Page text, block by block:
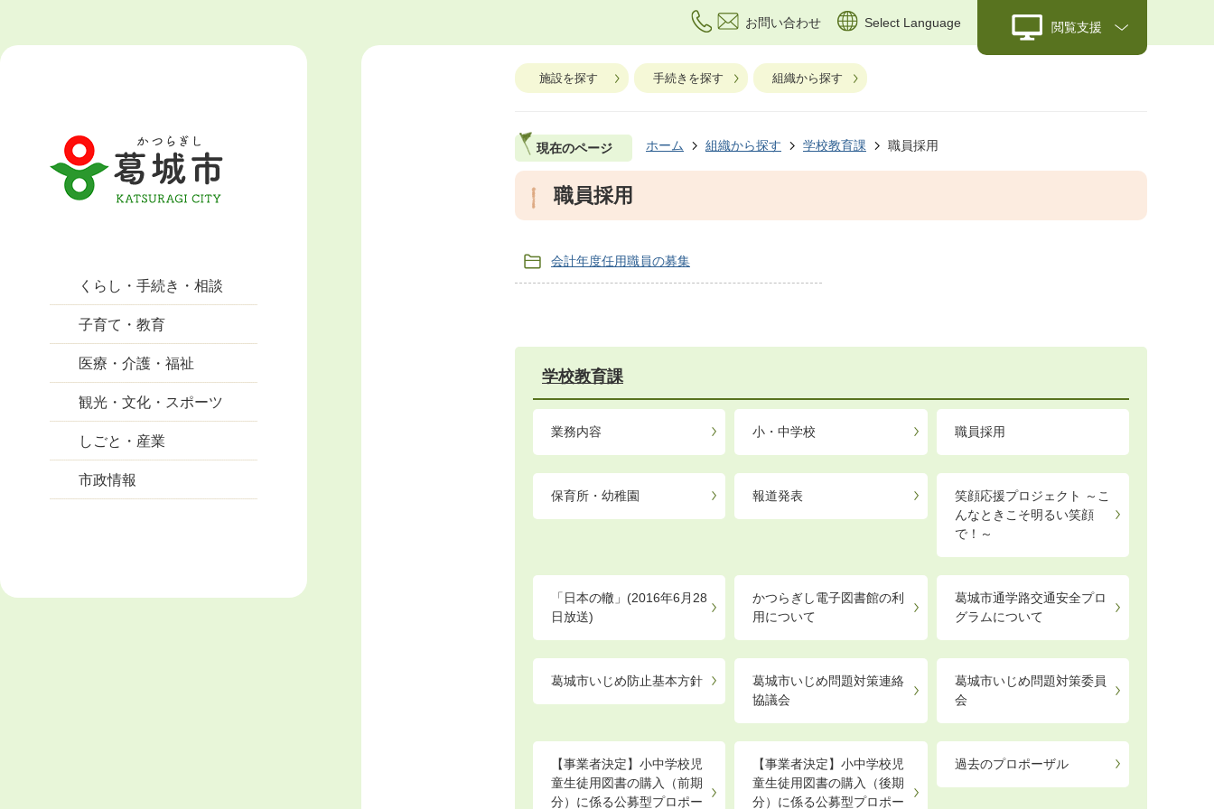
お問い合わせ Select Language 閲覧支援
くらし・手続き・相談
子育て・教育
医療・介護・福祉
観光・文化・スポーツ
しごと・産業
市政情報
施設を探す 手続きを探す 組織から探す
現在のページ ホーム 組織から探す 学校教育課 職員採用
職員採用
会計年度任用職員の募集
学校教育課
業務内容 小・中学校 職員採用
保育所・幼稚園 報道発表
笑顔応援プロジェクト ～こ
んなときこそ明るい笑顔
で！～
「日本の轍」(2016年6月28
日放送)
かつらぎし電子図書館の利
用について
葛城市通学路交通安全プロ
グラムについて
葛城市いじめ防止基本方針
葛城市いじめ問題対策連絡
協議会
葛城市いじめ問題対策委員
会
【事業者決定】小中学校児
童生徒用図書の購入（前期
分）に係る公募型プロポー
【事業者決定】小中学校児
童生徒用図書の購入（後期
分）に係る公募型プロポー
過去のプロポーザル